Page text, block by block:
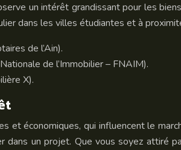
un intérêt grandissant pour les
dans les villes étudiantes et à
de l’Ain).
de l’Immobilier – FNAIM).
X).
et économiques, qui influencent le
un projet. Que vous soyez attiré